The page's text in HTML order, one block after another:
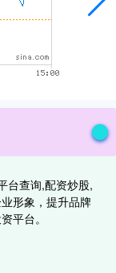
台查询,配资炒股,
形象，提升品牌
平台。